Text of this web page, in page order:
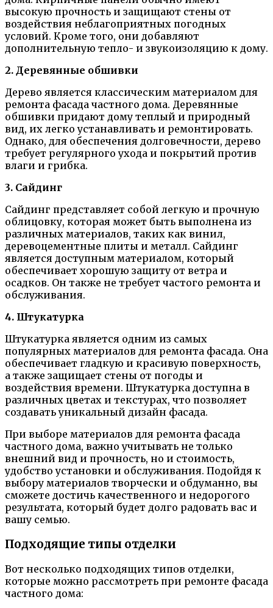
высокую прочность и защищают стены от
воздействия неблагоприятных погодных
условий. Кроме того, они добавляют
дополнительную тепло- и звукоизоляцию к дому.
2. Деревянные обшивки
Дерево является классическим материалом для
ремонта фасада частного дома. Деревянные
обшивки придают дому теплый и природный
вид, их легко устанавливать и ремонтировать.
Однако, для обеспечения долговечности, дерево
требует регулярного ухода и покрытий против
влаги и грибка.
3. Сайдинг
Сайдинг представляет собой легкую и прочную
облицовку, которая может быть выполнена из
различных материалов, таких как винил,
деревоцементные плиты и металл. Сайдинг
является доступным материалом, который
обеспечивает хорошую защиту от ветра и
осадков. Он также не требует частого ремонта и
обслуживания.
4. Штукатурка
Штукатурка является одним из самых
популярных материалов для ремонта фасада. Она
обеспечивает гладкую и красивую поверхность,
а также защищает стены от погоды и
воздействия времени. Штукатурка доступна в
различных цветах и текстурах, что позволяет
создавать уникальный дизайн фасада.
При выборе материалов для ремонта фасада
частного дома, важно учитывать не только
внешний вид и прочность, но и стоимость,
удобство установки и обслуживания. Подойдя к
выбору материалов творчески и обдуманно, вы
сможете достичь качественного и недорогого
результата, который будет долго радовать вас и
вашу семью.
Подходящие типы отделки
Вот несколько подходящих типов отделки,
которые можно рассмотреть при ремонте фасада
частного дома: